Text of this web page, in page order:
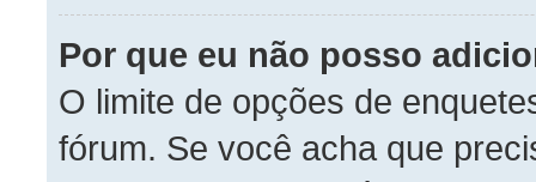
Por que eu não posso
O limite de opções de
fórum. Se você acha que